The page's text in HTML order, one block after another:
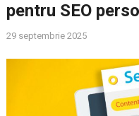
pentru SEO
29 septembrie 2025